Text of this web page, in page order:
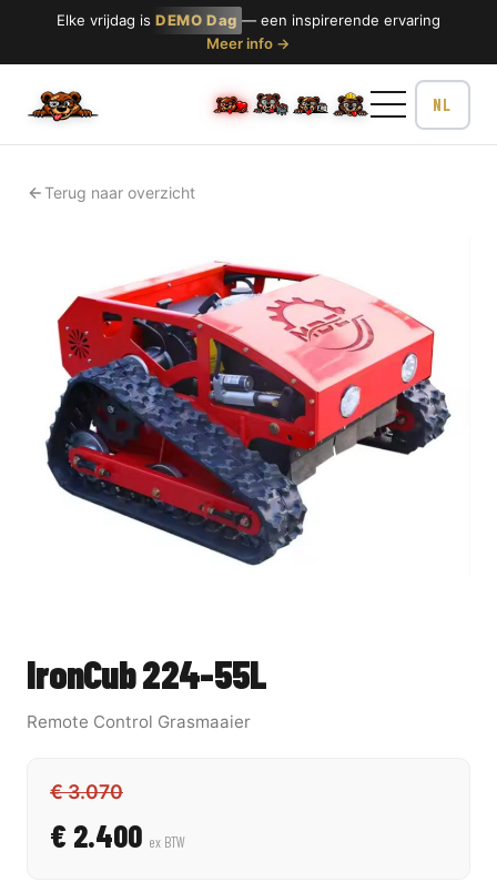
Elke vrijdag isDEMO Dag — een inspirerende ervaring
Meer info →
Terug naar overzicht
IronCub 224-55L
Remote Control Grasmaaier
€ 3.070
€ 2.400 ex BTW